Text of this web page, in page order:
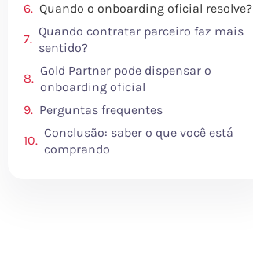
Quando o onboarding oficial resolve?
Quando contratar parceiro faz mais
sentido?
Gold Partner pode dispensar o
onboarding oficial
Perguntas frequentes
Conclusão: saber o que você está
comprando